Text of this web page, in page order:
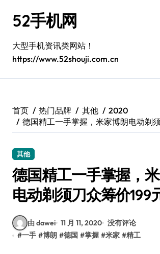
52手机网
大型手机资讯类网站！
https://www.52shouji.com.cn
首页 热门品牌 其他
2020
德国精工一手掌握，米家博朗电动剃
其他
德国精工一手掌握，
电动剃须刀众筹价199
由 dawei 11 月 11, 2020 没有评论
#一手 #博朗 #德国 #掌握 #米家 #精工